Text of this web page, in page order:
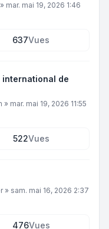
» mar. mai 19, 2026 1:46
637Vues
international de
» mar. mai 19, 2026 11:55
522Vues
» sam. mai 16, 2026 2:37
476Vues